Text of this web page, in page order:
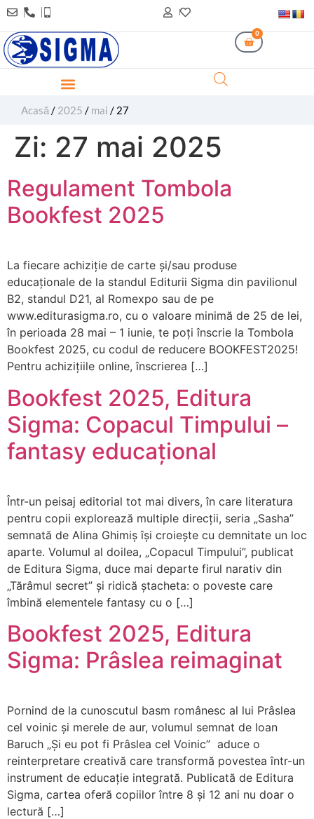
0
Acasă / 2025 / mai / 27
Zi: 27 mai 2025
Regulament Tombola
Bookfest 2025
La fiecare achiziție de carte și/sau produse
educaționale de la standul Editurii Sigma din pavilionul
B2, standul D21, al Romexpo sau de pe
www.editurasigma.ro, cu o valoare minimă de 25 de lei,
în perioada 28 mai – 1 iunie, te poți înscrie la Tombola
Bookfest 2025, cu codul de reducere BOOKFEST2025!
Pentru achizițiile online, înscrierea […]
Bookfest 2025, Editura
Sigma: Copacul Timpului –
fantasy educațional
Într-un peisaj editorial tot mai divers, în care literatura
pentru copii explorează multiple direcții, seria „Sasha”
semnată de Alina Ghimiș își croiește cu demnitate un loc
aparte. Volumul al doilea, „Copacul Timpului”, publicat
de Editura Sigma, duce mai departe firul narativ din
„Tărâmul secret” și ridică ștacheta: o poveste care
îmbină elementele fantasy cu o […]
Bookfest 2025, Editura
Sigma: Prâslea reimaginat
Pornind de la cunoscutul basm românesc al lui Prâslea
cel voinic și merele de aur, volumul semnat de Ioan
Baruch „Și eu pot fi Prâslea cel Voinic” aduce o
reinterpretare creativă care transformă povestea într-un
instrument de educație integrată. Publicată de Editura
Sigma, cartea oferă copiilor între 8 și 12 ani nu doar o
lectură […]